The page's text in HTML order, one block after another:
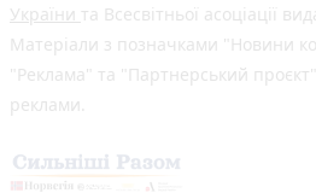
України та Всесвітньої асоціації
Матеріали з позначками "Новини
"Реклама" та "Партнерський
реклами.